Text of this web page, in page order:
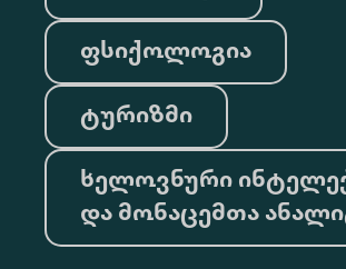
ფსიქოლოგია
ტურიზმი
ხელოვნური
და მონაცემთა